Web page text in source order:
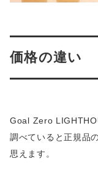
価格の違い
Goal Zero
調べていると正規品
思えます。